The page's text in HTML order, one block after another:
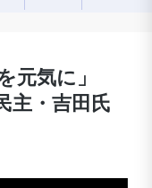
元気に」
主・吉田氏